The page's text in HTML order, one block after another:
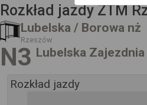
Rozkład jazdy ZTM
Lubelska / Borowa nż
Rzeszów
N3 Lubelska Zajezdnia
Rozkład jazdy